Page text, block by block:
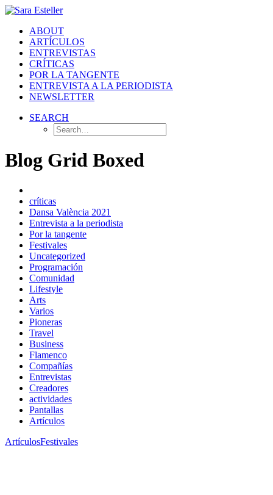
ABOUT
ARTÍCULOS
ENTREVISTAS
CRÍTICAS
POR LA TANGENTE
ENTREVISTA A LA PERIODISTA
NEWSLETTER
SEARCH
Blog Grid Boxed
críticas
Dansa València 2021
Entrevista a la periodista
Por la tangente
Festivales
Uncategorized
Programación
Comunidad
Lifestyle
Arts
Varios
Pioneras
Travel
Business
Flamenco
Compañías
Entrevistas
Creadores
actividades
Pantallas
Artículos
ArtículosFestivales